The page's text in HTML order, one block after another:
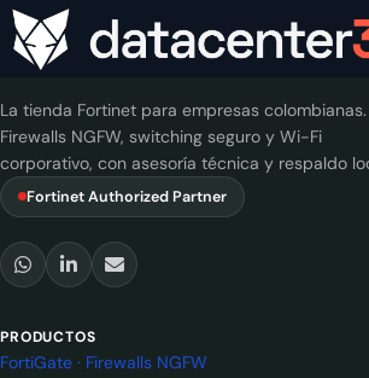
La tienda Fortinet para empresas colombianas.
Firewalls NGFW, switching seguro y Wi-Fi
corporativo, con asesoría técnica y respaldo
Fortinet Authorized Partner
PRODUCTOS
FortiGate · Firewalls NGFW